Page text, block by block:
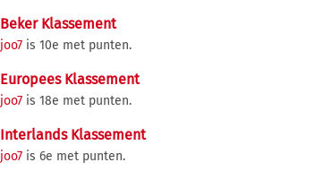
Beker Klassement
joo7 is 10e met punten.
Europees Klassement
joo7 is 18e met punten.
Interlands Klassement
joo7 is 6e met punten.